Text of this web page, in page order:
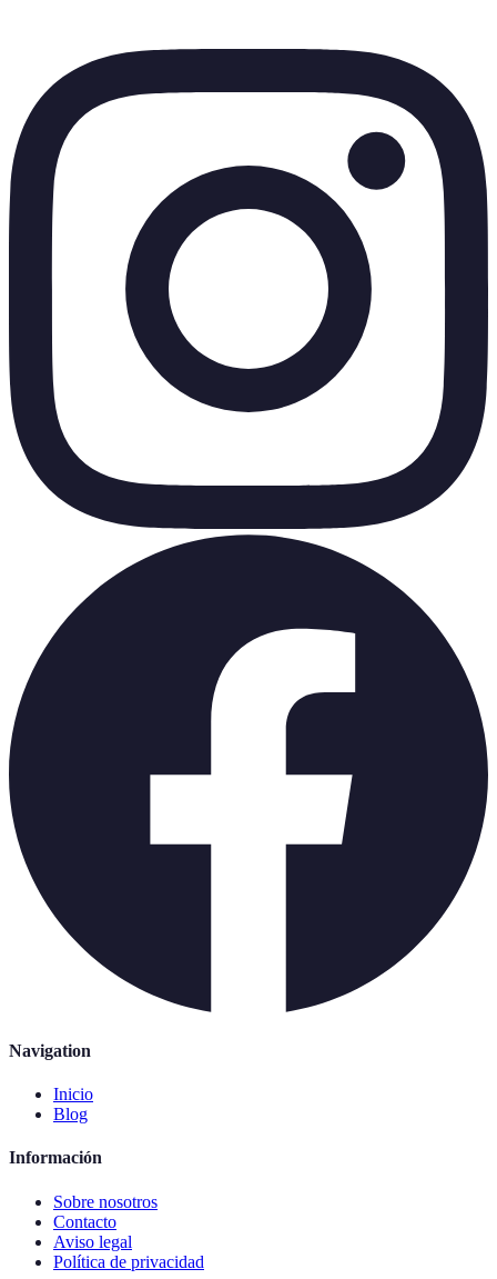
Navigation
Inicio
Blog
Información
Sobre nosotros
Contacto
Aviso legal
Política de privacidad